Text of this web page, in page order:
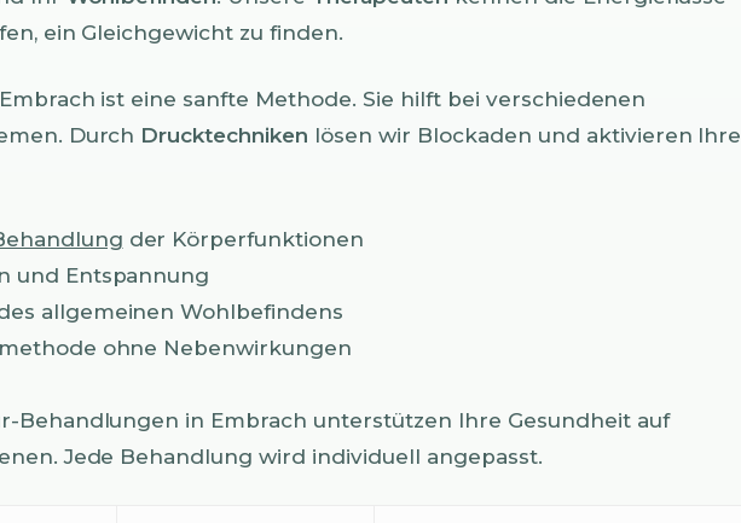
ein Gleichgewicht zu finden.
ist eine sanfte Methode. Sie hilft bei verschiedenen
Durch Drucktechniken lösen wir Blockaden und aktivieren Ihre
der Körperfunktionen
und Entspannung
allgemeinen Wohlbefindens
ohne Nebenwirkungen
Behandlungen in Embrach unterstützen Ihre Gesundheit auf
Jede Behandlung wird individuell angepasst.